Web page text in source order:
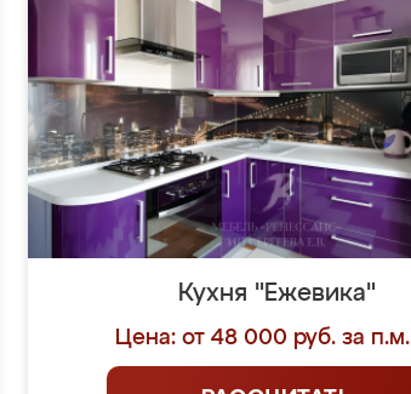
Кухня "Ежевика"
Цена: от 48 000 руб. за п.м.